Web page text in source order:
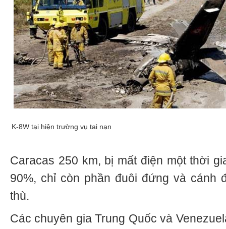
K-8W tại hiện trường vụ tai nạn
Caracas 250 km, bị mất điện một thời
90%, chỉ còn phần đuôi đứng và cánh
thù.
Các chuyên gia Trung Quốc và